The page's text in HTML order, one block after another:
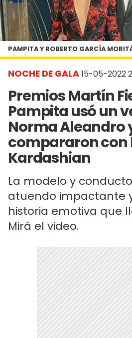
NOCHE DE GALA15-05-2022
Premios Martín
Pampita usó un
Norma Aleandro
compararon con
Kardashian
La modelo y
atuendo impactante
historia emotiva que
Mirá el video.
PAMPITA Y ROBERTO GARCÍA